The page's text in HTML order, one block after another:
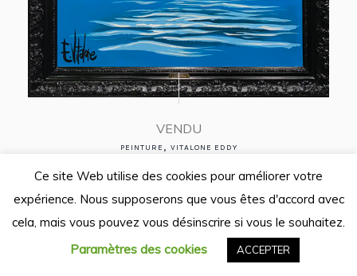
VENDU
PEINTURE , VITALONE EDDY
Le big plongeon
109 x 90 cm
Ce site Web utilise des cookies pour améliorer votre
expérience. Nous supposerons que vous êtes d'accord avec
cela, mais vous pouvez vous désinscrire si vous le souhaitez.
Paramètres des cookies ACCEPTER